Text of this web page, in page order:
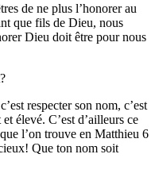
de ne plus l’honorer au
que fils de Dieu, nous
Dieu doit être pour nous
respecter son nom, c’est
élevé. C’est d’ailleurs ce
l’on trouve en Matthieu 6
Que ton nom soit